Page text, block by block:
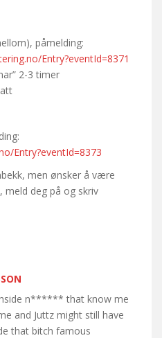
påmelding:
Entry?eventId=8371
2-3 timer
Entry?eventId=8373
men ønsker å være
meld deg på og skriv
n****** that know me
and Juttz might still have
that bitch famous